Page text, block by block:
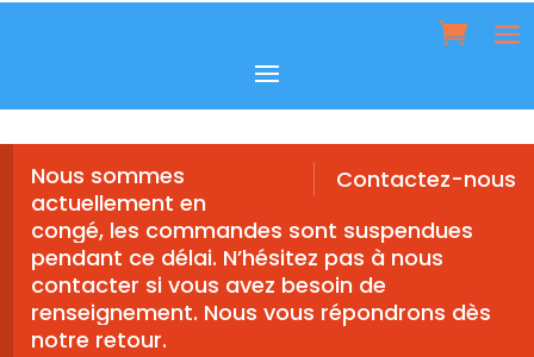
Contactez-nous
Nous sommes
actuellement en
congé, les commandes sont suspendues
pendant ce délai. N’hésitez pas à nous
contacter si vous avez besoin de
renseignement. Nous vous répondrons dès
notre retour.